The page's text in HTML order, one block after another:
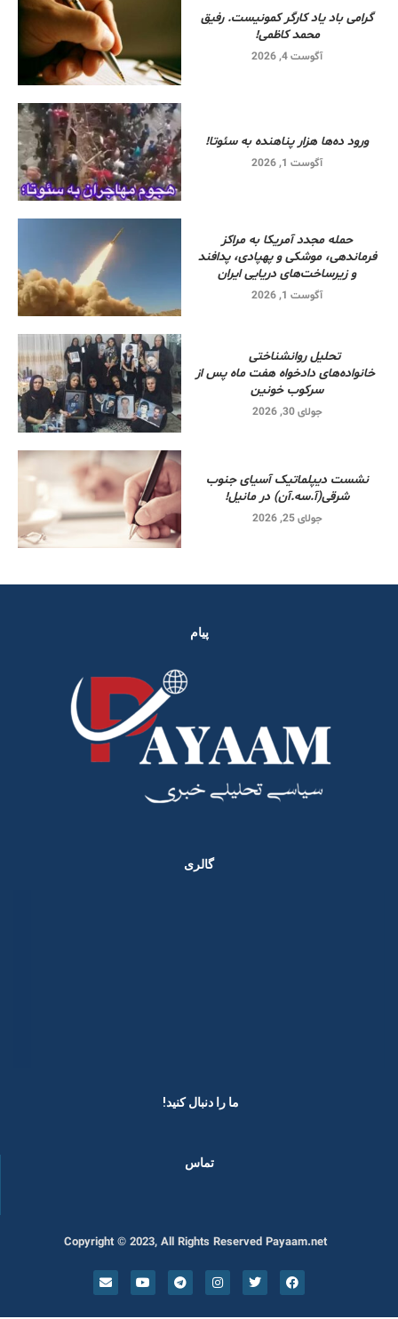
گرامی باد یاد کارگر کمونیست. رفیق
محمد کاظمی!
آگوست 4, 2026
ورود ده‌ها هزار پناهنده به سئوتا!
آگوست 1, 2026
حمله مجدد آمریکا به مراکز
فرماندهی، موشکی و پهپادی، پدافند
و زیرساخت‌های دریایی ایران
آگوست 1, 2026
تحلیل روانشناختی
خانواده‌های دادخواه هفت ماه پس از
سرکوب خونین
جولای 30, 2026
نشست دیپلماتیک آسیای جنوب
شرقی‌(آ.سه.آن) در مانیل!
جولای 25, 2026
پیام
گالری
ما را دنبال کنید! ​
تماس
Copyright © 2023, All Rights Reserved Payaam.net